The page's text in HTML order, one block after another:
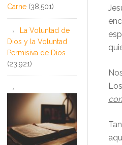
Carne (38,501)
La Voluntad de
Dios y la Voluntad
Permisiva de Dios
(23,921)